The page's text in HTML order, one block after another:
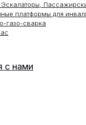
платформы для
газо-сварка
с нами